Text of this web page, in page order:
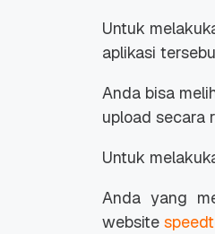
Untuk
aplikasi
Anda bisa
upload secara
Untuk
Anda yang
website